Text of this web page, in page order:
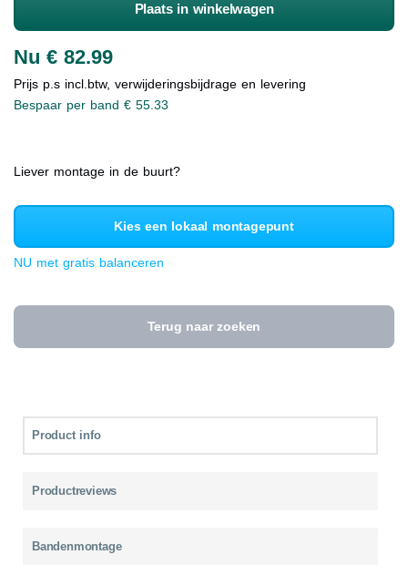
Plaats in winkelwagen
Nu € 82.99
Prijs p.s incl.btw, verwijderingsbijdrage en levering
Bespaar per band € 55.33
Liever montage in de buurt?
Kies een lokaal montagepunt
NU met gratis balanceren
Terug naar zoeken
Product info
Productreviews
Bandenmontage